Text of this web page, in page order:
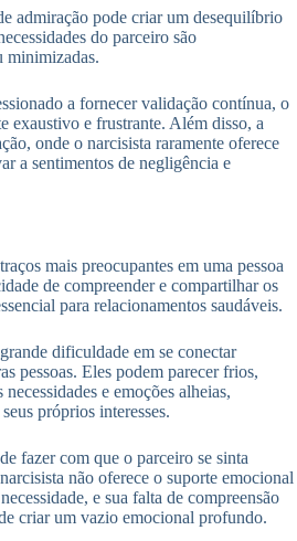
admiração pode criar um desequilíbrio
do parceiro são
minimizadas.
a fornecer validação contínua, o
exaustivo e frustrante. Além disso, a
onde o narcisista raramente oferece
a sentimentos de negligência e
mais preocupantes em uma pessoa
de compreender e compartilhar os
para relacionamentos saudáveis.
dificuldade em se conectar
pessoas. Eles podem parecer frios,
e emoções alheias,
próprios interesses.
fazer com que o parceiro se sinta
não oferece o suporte emocional
e sua falta de compreensão
criar um vazio emocional profundo.